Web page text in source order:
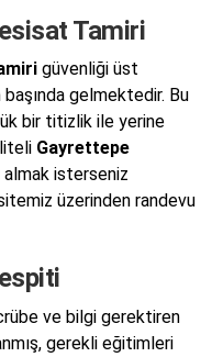
Tamiri
güvenliği üst
gelmektedir. Bu
bir titizlik ile yerine
Gayrettepe
almak isterseniz
üzerinden randevu
ve bilgi gerektiren
gerekli eğitimleri